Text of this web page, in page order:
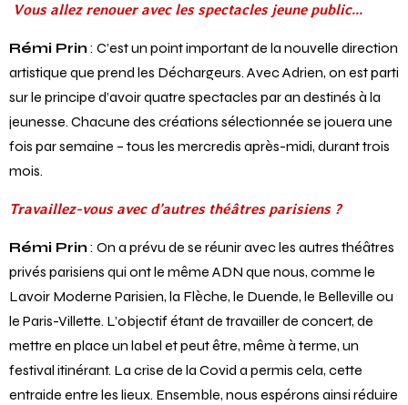
Vous allez renouer avec les spectacles jeune public…
Rémi Prin: C’est un point important de la nouvelle direction
artistique que prend les Déchargeurs. Avec Adrien, on est parti
sur le principe d’avoir quatre spectacles par an destinés à la
jeunesse. Chacune des créations sélectionnée se jouera une
fois par semaine – tous les mercredis après-midi, durant trois
mois.
Travaillez-vous avec d’autres théâtres parisiens ?
Rémi Prin: On a prévu de se réunir avec les autres théâtres
privés parisiens qui ont le même ADN que nous, comme le
Lavoir Moderne Parisien, la Flèche, le Duende, le Belleville ou
le Paris-Villette. L’objectif étant de travailler de concert, de
mettre en place un label et peut être, même à terme, un
festival itinérant. La crise de la Covid a permis cela, cette
entraide entre les lieux. Ensemble, nous espérons ainsi réduire